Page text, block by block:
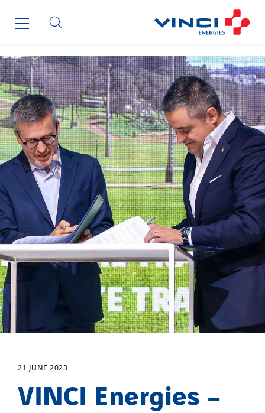
21 JUNE 2023
VINCI Energies –
Norway
Portugal
Romania
Slovakia
Spain
Sweden
Switzerland
United Kingdom